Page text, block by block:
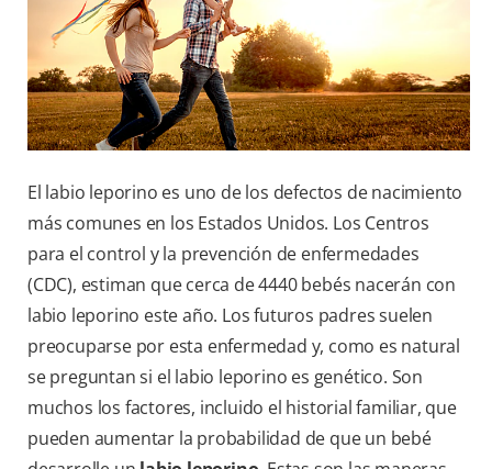
DÓNDE COMPRAR
BO (ES)
El labio leporino es uno de los defectos de nacimiento
más comunes en los Estados Unidos. Los Centros
para el control y la prevención de enfermedades
(CDC), estiman que cerca de 4440 bebés nacerán con
labio leporino este año. Los futuros padres suelen
preocuparse por esta enfermedad y, como es natural
se preguntan si el labio leporino es genético. Son
muchos los factores, incluido el historial familiar, que
pueden aumentar la probabilidad de que un bebé